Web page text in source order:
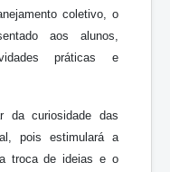
coletivo, o
aos alunos,
práticas e
da curiosidade das
pois estimulará a
troca de ideias e o